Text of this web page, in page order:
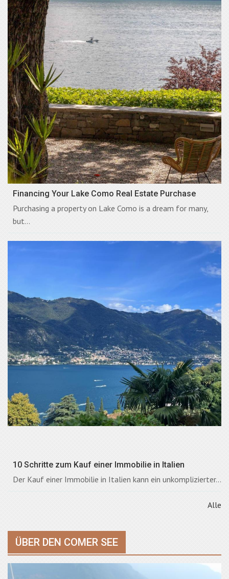
Financing Your Lake Como Real Estate Purchase
Purchasing a property on Lake Como is a dream for many,
but...
10 Schritte zum Kauf einer Immobilie in Italien
Der Kauf einer Immobilie in Italien kann ein unkomplizierter...
Alle
ÜBER DEN COMER SEE